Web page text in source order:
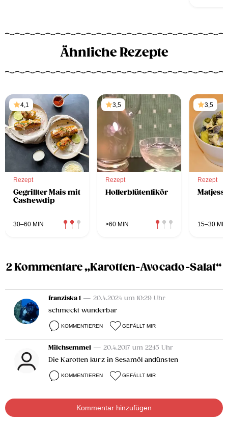
Ähnliche Rezepte
4,1
Rezept
Gegrillter Mais mit
Cashewdip
30–60 MIN
3,5
Rezept
Hollerblütenlikör
>60 MIN
3,5
Rezept
15–30 MIN
2 Kommentare „Karotten-Avocado-Salat“
franziska 1 — 20.4.2024 um 10:29 Uhr
schmeckt wunderbar
KOMMENTIEREN GEFÄLLT MIR
Milchsemmel — 20.4.2017 um 22:15 Uhr
Die Karotten kurz in Sesamöl andünsten
KOMMENTIEREN GEFÄLLT MIR
Kommentar hinzufügen